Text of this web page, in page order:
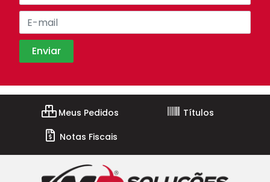
Meus Pedidos
Títulos
Notas Fiscais